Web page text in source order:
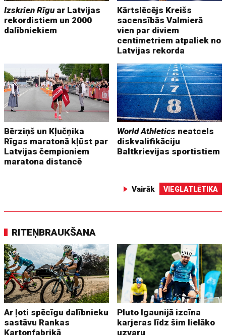
Izskrien Rīguar Latvijas
rekordistiem un 2000
dalībniekiem
Kārtslēcējs Kreišs
sacensībās Valmierā
vien par diviem
centimetriem atpaliek no
Latvijas rekorda
Bērziņš un Kļučņika
Rīgas maratonā kļūst par
Latvijas čempioniem
maratona distancē
World Athletics neatcels
diskvalifikāciju
Baltkrievijas sportistiem
Vairāk VIEGLATLĒTIKA
RITEŅBRAUKŠANA
Ar ļoti spēcīgu dalībnieku
sastāvu Rankas
Kartonfabrikā
Pluto Igaunijā izcīna
karjeras līdz šim lielāko
uzvaru